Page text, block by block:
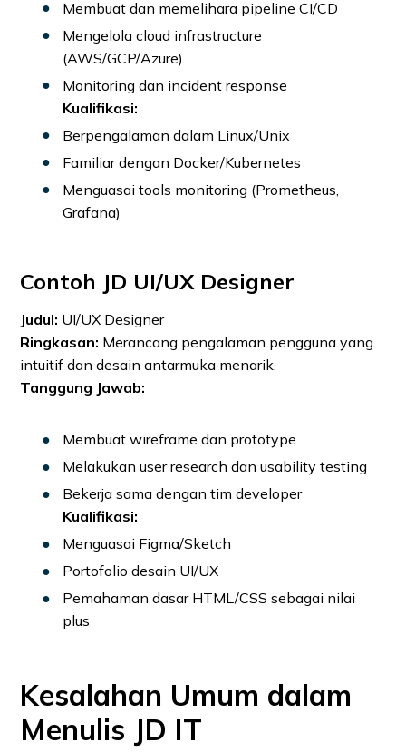
Membuat dan memelihara pipeline CI/CD
Mengelola cloud infrastructure
(AWS/GCP/Azure)
Monitoring dan incident response
Kualifikasi:
Berpengalaman dalam Linux/Unix
Familiar dengan Docker/Kubernetes
Menguasai tools monitoring (Prometheus,
Grafana)
Contoh JD UI/UX Designer
Judul: UI/UX Designer
Ringkasan: Merancang pengalaman pengguna yang
intuitif dan desain antarmuka menarik.
Tanggung Jawab:
Membuat wireframe dan prototype
Melakukan user research dan usability testing
Bekerja sama dengan tim developer
Kualifikasi:
Menguasai Figma/Sketch
Portofolio desain UI/UX
Pemahaman dasar HTML/CSS sebagai nilai
plus
Kesalahan Umum dalam
Menulis JD IT